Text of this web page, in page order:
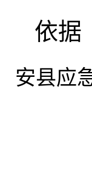
依据
安县应